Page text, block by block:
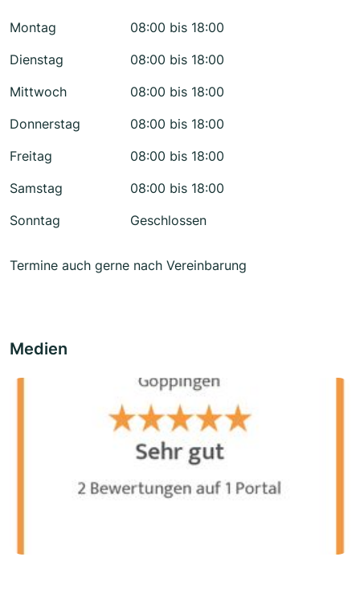
Montag
08:00 bis 18:00
Dienstag
08:00 bis 18:00
Mittwoch
08:00 bis 18:00
Donnerstag
08:00 bis 18:00
Freitag
08:00 bis 18:00
Samstag
08:00 bis 18:00
Sonntag
Geschlossen
Termine auch gerne nach Vereinbarung
Medien